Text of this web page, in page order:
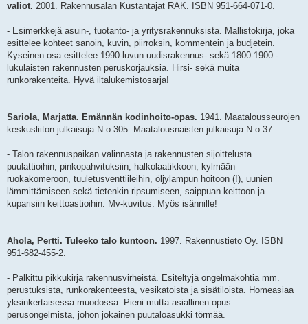
valiot. 2001. Rakennusalan Kustantajat RAK. ISBN 951-664-071-0.
- Esimerkkejä asuin-, tuotanto- ja yritysrakennuksista. Mallistokirja, joka
esittelee kohteet sanoin, kuvin, piirroksin, kommentein ja budjetein.
Kyseinen osa esittelee 1990-luvun uudisrakennus- sekä 1800-1900 -
lukulaisten rakennusten peruskorjauksia. Hirsi- sekä muita
runkorakenteita. Hyvä iltalukemistosarja!
Sariola, Marjatta. Emännän kodinhoito-opas. 1941. Maatalousseurojen
keskusliiton julkaisuja N:o 305. Maatalousnaisten julkaisuja N:o 37.
- Talon rakennuspaikan valinnasta ja rakennusten sijoittelusta
puulattioihin, pinkopahvituksiin, halkolaatikkoon, kylmään
ruokakomeroon, tuuletusventtiileihin, öljylampun hoitoon (!), uunien
lämmittämiseen sekä tietenkin ripsumiseen, saippuan keittoon ja
kuparisiin keittoastioihin. Mv-kuvitus. Myös isännille!
Ahola, Pertti. Tuleeko talo kuntoon. 1997. Rakennustieto Oy. ISBN
951-682-455-2.
- Palkittu pikkukirja rakennusvirheistä. Esiteltyjä ongelmakohtia mm.
perustuksista, runkorakenteesta, vesikatoista ja sisätiloista. Homeasiaa
yksinkertaisessa muodossa. Pieni mutta asiallinen opus
perusongelmista, johon jokainen puutaloasukki törmää.